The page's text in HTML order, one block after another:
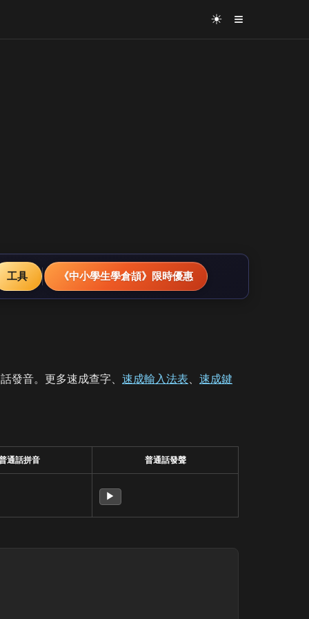
☀ ≡
工具 《中小學生學倉頡》限時優惠
發音。更多速成查字、 速成輸入法表、 速成鍵
通話拼音 普通話發聲
▶